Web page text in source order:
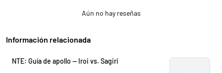
Aún no hay reseñas
Información relacionada
NTE: Guía de apollo — Iroi vs. Sagiri